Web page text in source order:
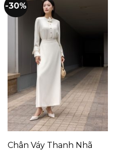
-30%
Chân Váy Thanh Nhã